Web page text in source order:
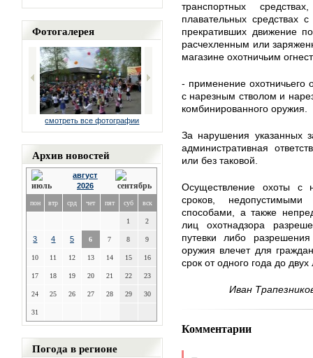
Фотогалерея
смотреть все фотографии
Архив новостей
август
2026
пон втр срд чет пят суб вск
1 2
3 4 5 6 7 8 9
10 11 12 13 14 15 16
17 18 19 20 21 22 23
24 25 26 27 28 29 30
31
Погода в регионе
транспортных
плавательных
прекративших движение
расчехленным или
магазине охотничьим
- применение охотничьего
с нарезным стволом и
комбинированного оружия.
За нарушения указанных
административная
или без таковой.
Осуществление охоты с
сроков,
способами, а также
лиц охотнадзора
путевки либо
оружия влечет для
срок от одного года до двух
Иван
Комментарии